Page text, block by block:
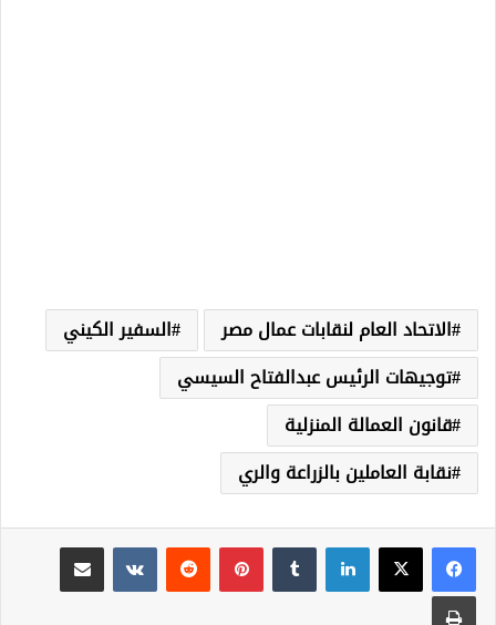
الاتحاد العام لنقابات عمال مصر
السفير الكيني
توجيهات الرئيس عبدالفتاح السيسي
قانون العمالة المنزلية
نقابة العاملين بالزراعة والري
لينكدإن بينتيريست